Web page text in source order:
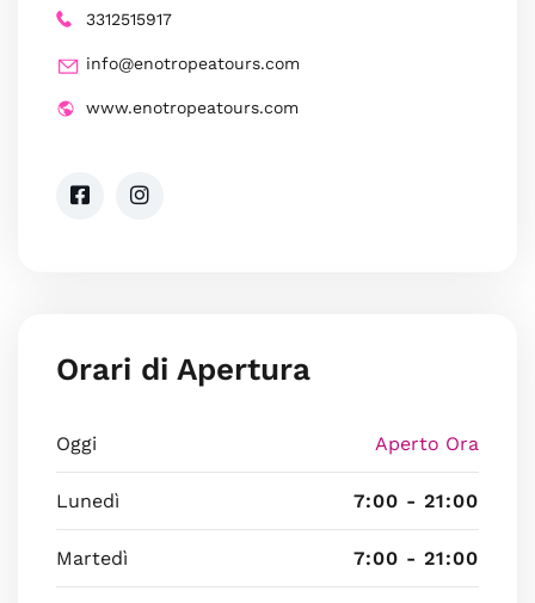
3312515917
info@enotropeatours.com
www.enotropeatours.com
Orari di Apertura
Oggi Aperto Ora
Lunedì 7:00 - 21:00
Martedì 7:00 - 21:00